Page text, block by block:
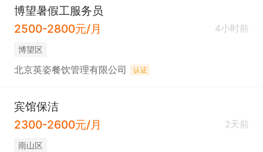
博望暑假工服务员
2500-2800元/月
4小时前
博望区
北京英姿餐饮管理有限公司 认证
宾馆保洁
2300-2600元/月
2天前
雨山区